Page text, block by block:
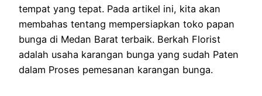
tempat yang tepat. Pada artikel ini, kita akan
membahas tentang mempersiapkan toko papan
bunga di Medan Barat terbaik. Berkah Florist
adalah usaha karangan bunga yang sudah Paten
dalam Proses pemesanan karangan bunga.